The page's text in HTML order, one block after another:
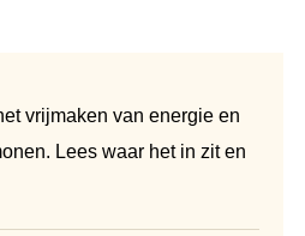
vrijmaken van energie en
Lees waar het in zit en